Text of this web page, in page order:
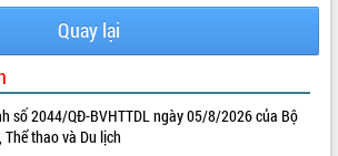
Quay lại
số 2044/QĐ-BVHTTDL ngày 05/8/2026 của Bộ
thao và Du lịch